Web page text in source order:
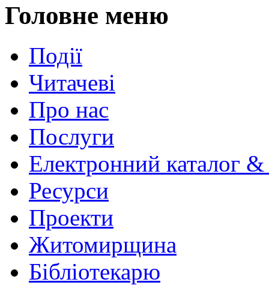
Головне меню
Події
Читачеві
Про нас
Послуги
Електронний каталог
Ресурси
Проекти
Житомирщина
Бібліотекарю